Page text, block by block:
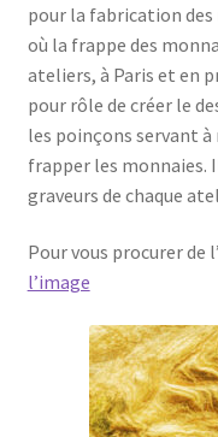
pour la fabrication des
où la frappe des
ateliers, à Paris et en
pour rôle de créer le
les poinçons servant
frapper les
graveurs de chaque
Pour vous procurer de
l’image